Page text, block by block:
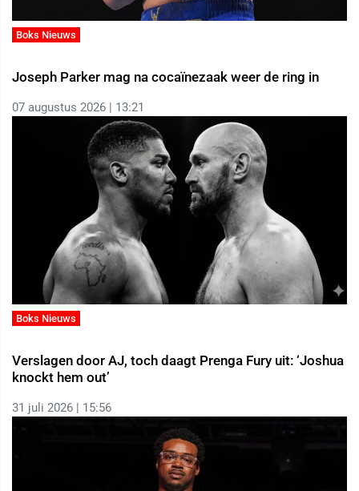
Boks Nieuws
Joseph Parker mag na cocaïnezaak weer de ring in
07 augustus 2026 | 13:21
Boks Nieuws
Verslagen door AJ, toch daagt Prenga Fury uit: ‘Joshua
knockt hem out’
31 juli 2026 | 15:56